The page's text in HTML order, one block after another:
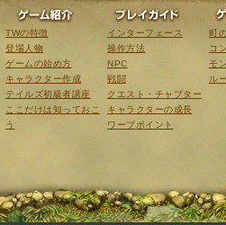
ニュース ゲーム紹介
TWの特徴
登場人物
ゲームの始め方
キャラクター作成
テイルズ初級者講座
ここだけは知っておこ
う
インターフェース
操作方法
NPC
戦闘
クエスト・チャプター
キャラクターの成長
ワープポイント
町
コ
モ
ル